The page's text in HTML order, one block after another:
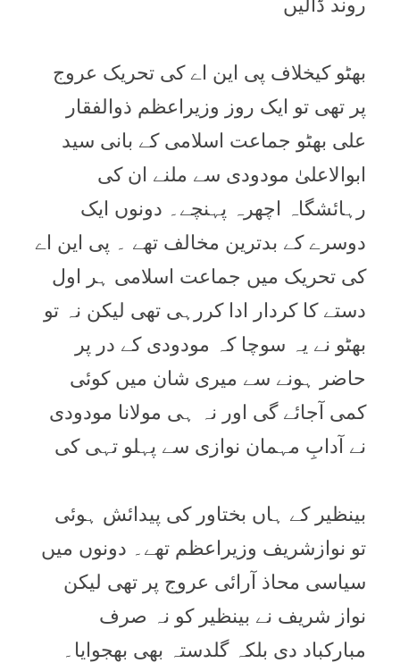
روند ڈالیں
بھٹو کیخلاف پی این اے کی تحریک عروج
پر تھی تو ایک روز وزیراعظم ذوالفقار
علی بھٹو جماعت اسلامی کے بانی سید
ابوالاعلیٰ مودودی سے ملنے ان کی
رہائشگاہ اچھرہ پہنچے۔ دونوں ایک
دوسرے کے بدترین مخالف تھے ۔ پی این اے
کی تحریک میں جماعت اسلامی ہر اول
دستے کا کردار ادا کررہی تھی لیکن نہ تو
بھٹو نے یہ سوچا کہ مودودی کے در پر
حاضر ہونے سے میری شان میں کوئی
کمی آجائے گی اور نہ ہی مولانا مودودی
نے آدابِ مہمان نوازی سے پہلو تہی کی
بینظیر کے ہاں بختاور کی پیدائش ہوئی
تو نوازشریف وزیراعظم تھے۔ دونوں میں
سیاسی محاذ آرائی عروج پر تھی لیکن
نواز شریف نے بینظیر کو نہ صرف
مبارکباد دی بلکہ گلدستہ بھی بھجوایا۔